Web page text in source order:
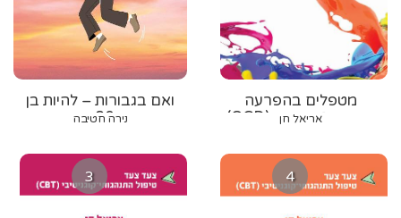
ואם בגבורות – להיות בן
80+
נירה חטיבה
מטפלים בהפרעה
טורדנית־כפייתית (OCD)
אריאל חן
3 4